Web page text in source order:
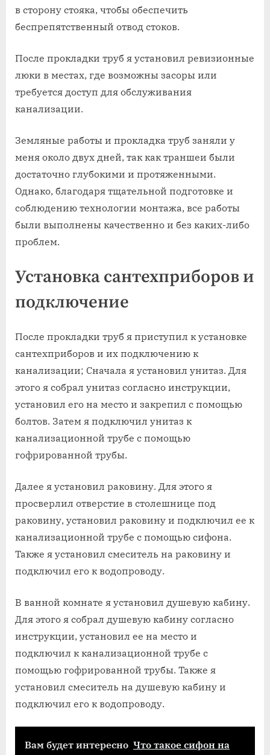
в сторону стояка, чтобы обеспечить
беспрепятственный отвод стоков.
После прокладки труб я установил ревизионные
люки в местах, где возможны засоры или
требуется доступ для обслуживания
канализации.
Земляные работы и прокладка труб заняли у
меня около двух дней, так как траншеи были
достаточно глубокими и протяженными.
Однако, благодаря тщательной подготовке и
соблюдению технологии монтажа, все работы
были выполнены качественно и без каких-либо
проблем.
Установка сантехприборов и
подключение
После прокладки труб я приступил к установке
сантехприборов и их подключению к
канализации; Сначала я установил унитаз. Для
этого я собрал унитаз согласно инструкции,
установил его на место и закрепил с помощью
болтов. Затем я подключил унитаз к
канализационной трубе с помощью
гофрированной трубы.
Далее я установил раковину. Для этого я
просверлил отверстие в столешнице под
раковину, установил раковину и подключил ее к
канализационной трубе с помощью сифона.
Также я установил смеситель на раковину и
подключил его к водопроводу.
В ванной комнате я установил душевую кабину.
Для этого я собрал душевую кабину согласно
инструкции, установил ее на место и
подключил к канализационной трубе с
помощью гофрированной трубы. Также я
установил смеситель на душевую кабину и
подключил его к водопроводу.
Вам будет интересно Что такое сифон на